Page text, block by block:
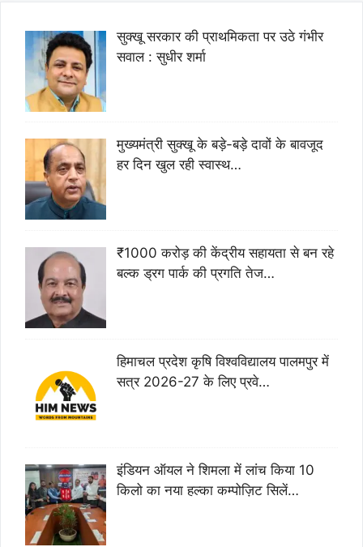
सुक्खू सरकार की प्राथमिकता पर उठे गंभीर
सवाल : सुधीर शर्मा
मुख्यमंत्री सुक्खू के बड़े-बड़े दावों के बावजूद
हर दिन खुल रही स्वास्थ…
₹1000 करोड़ की केंद्रीय सहायता से बन रहे
बल्क ड्रग पार्क की प्रगति तेज…
हिमाचल प्रदेश कृषि विश्वविद्यालय पालमपुर में
सत्र 2026-27 के लिए प्रवे…
इंडियन ऑयल ने शिमला में लांच किया 10
किलो का नया हल्का कम्पोज़िट सिलें…